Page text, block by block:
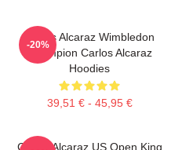
Carlos Alcaraz Wimbledon
Champion Carlos Alcaraz
Hoodies
39,51 € - 45,95 €
-20%
Carlos Alcaraz US Open King